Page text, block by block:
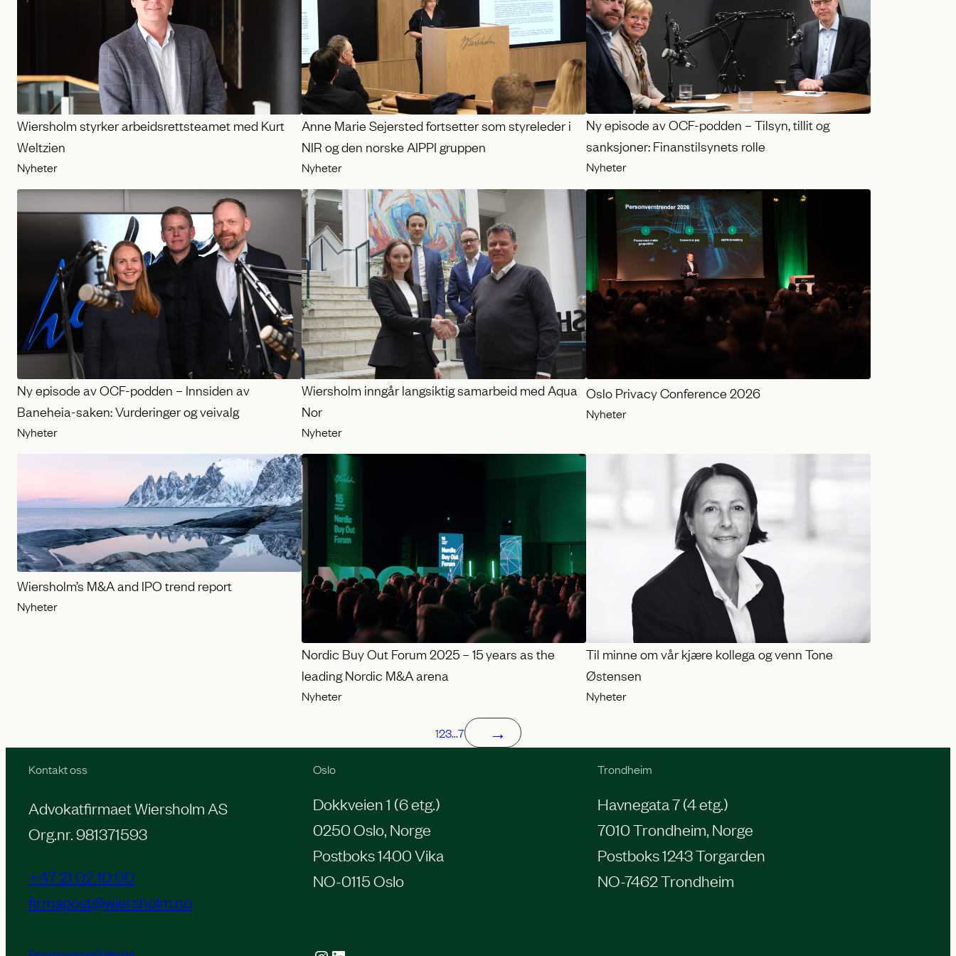
Wiersholm styrker arbeidsrettsteamet med Kurt
Weltzien
Nyheter
Anne Marie Sejersted fortsetter som styreleder i
NIR og den norske AIPPI gruppen
Nyheter
Ny episode av OCF-podden – Tilsyn, tillit og
sanksjoner: Finanstilsynets rolle
Nyheter
Ny episode av OCF-podden – Innsiden av
Baneheia-saken: Vurderinger og veivalg
Nyheter
Wiersholm inngår langsiktig samarbeid med Aqua
Nor
Nyheter
Oslo Privacy Conference 2026
Nyheter
Wiersholm’s M&A and IPO trend report
Nyheter
Nordic Buy Out Forum 2025 – 15 years as the
leading Nordic M&A arena
Nyheter
Til minne om vår kjære kollega og venn Tone
Østensen
Nyheter
123…7 →
Kontakt oss
Advokatfirmaet Wiersholm AS
Org.nr. 981371593
+47 21 02 10 00
firmapost@wiersholm.no
Oslo
Dokkveien 1 (6 etg.)
0250 Oslo, Norge
Postboks 1400 Vika
NO-0115 Oslo
Trondheim
Havnegata 7 (4 etg.)
7010 Trondheim, Norge
Postboks 1243 Torgarden
NO-7462 Trondheim